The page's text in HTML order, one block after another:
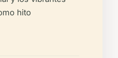
hito